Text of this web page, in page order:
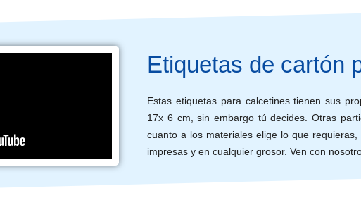
Etiquetas de cartón
Estas etiquetas para calcetines tienen sus
17x 6 cm, sin embargo tú decides. Otras
cuanto a los materiales elige lo que
impresas y en cualquier grosor. Ven con